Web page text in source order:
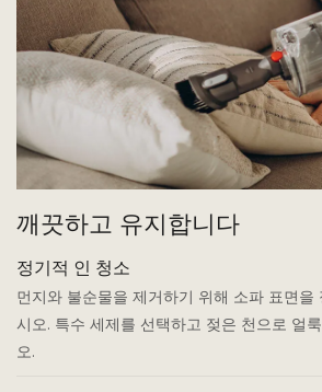
깨끗하고 유지합니다
정기적 인 청소
먼지와 불순물을 제거하기 위해 소파 표면을
시오. 특수 세제를 선택하고 젖은 천으로 얼
오.